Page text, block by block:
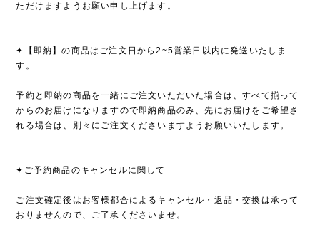
ただけますようお願い申し上げます。
✦【即納】の商品はご注文日から2~5営業日以内に発送いたしま
す。
予約と即納の商品を一緒にご注文いただいた場合は、すべて揃って
からのお届けになりますので即納商品のみ、先にお届けをご希望さ
れる場合は、別々にご注文くださいますようお願いいたします。
✦ご予約商品のキャンセルに関して
ご注文確定後はお客様都合によるキャンセル・返品・交換は承って
おりませんので、ご了承くださいませ。